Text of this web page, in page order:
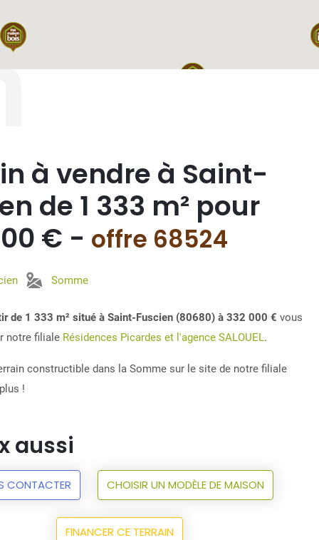
à vendre à Saint-
de 1 333 m² pour
€ - offre 68524
Somme
de 1 333 m² situé à Saint-Fuscien (80680) à 332 000 € vous
notre filiale Résidences Picardes et l'agence SALOUEL.
constructible dans la Somme sur le site de notre filiale
!
aussi
CONTACTER CHOISIR UN MODÈLE DE MAISON
FINANCER CE TERRAIN